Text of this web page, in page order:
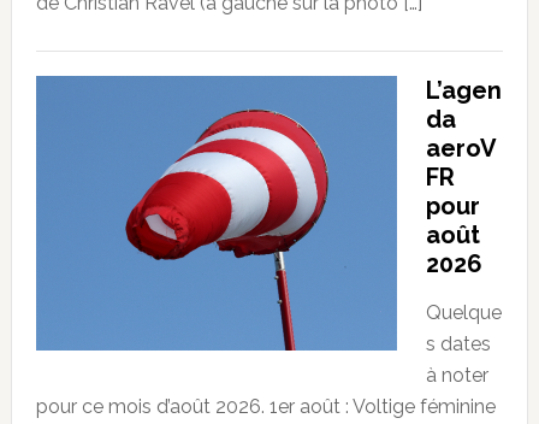
L’agen
da
aeroV
FR
pour
août
2026
Quelque
s dates
à noter
pour ce mois d’août 2026. 1er août : Voltige féminine